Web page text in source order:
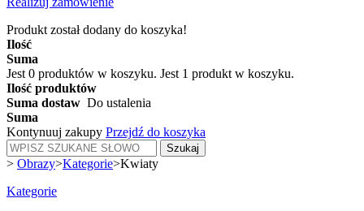
Produkt został dodany do koszyka!
Ilość
Suma
Jest 0 produktów w koszyku. Jest 1 produkt w koszyku.
Ilość produktów
Suma dostaw Do ustalenia
Suma
Kontynuuj zakupy Przejdź do koszyka
Szukaj
> Obrazy>Kategorie>Kwiaty
Kategorie